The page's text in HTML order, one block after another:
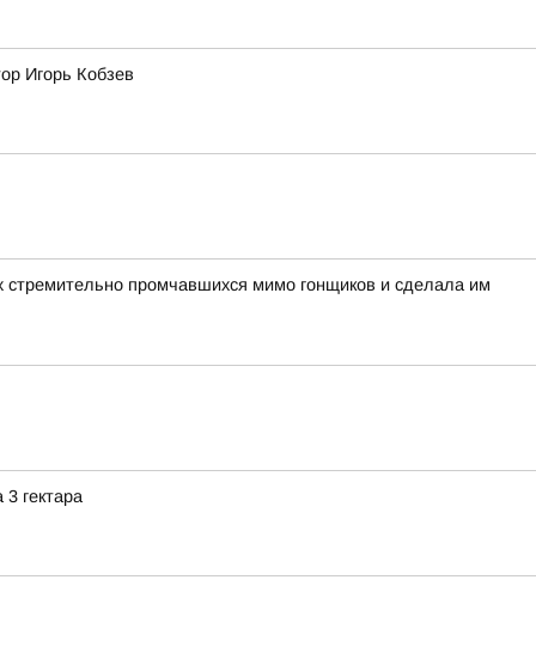
Игорь Кобзев
стремительно промчавшихся мимо гонщиков и сделала им
гектара